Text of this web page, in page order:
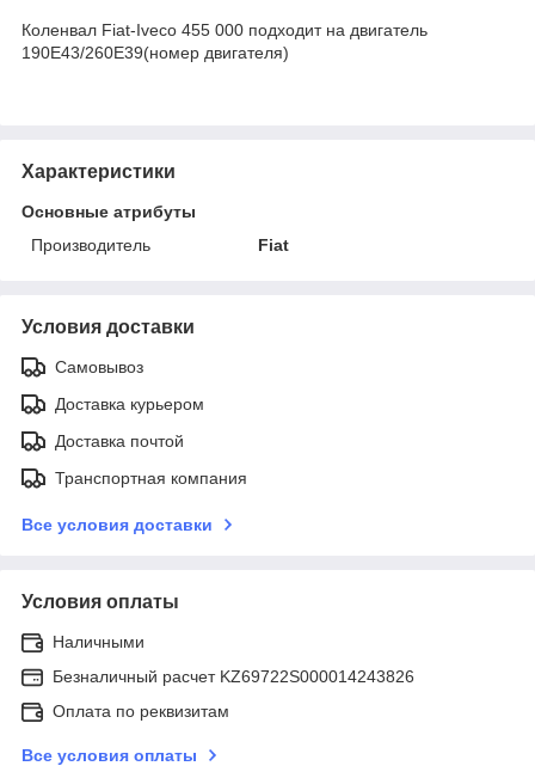
Коленвал Fiat-Iveco 455 000 подходит на двигатель
190E43/260E39(номер двигателя)
Характеристики
Основные атрибуты
Производитель
Fiat
Условия доставки
Самовывоз
Доставка курьером
Доставка почтой
Транспортная компания
Все условия доставки
Условия оплаты
Наличными
Безналичный расчет KZ69722S000014243826
Оплата по реквизитам
Все условия оплаты